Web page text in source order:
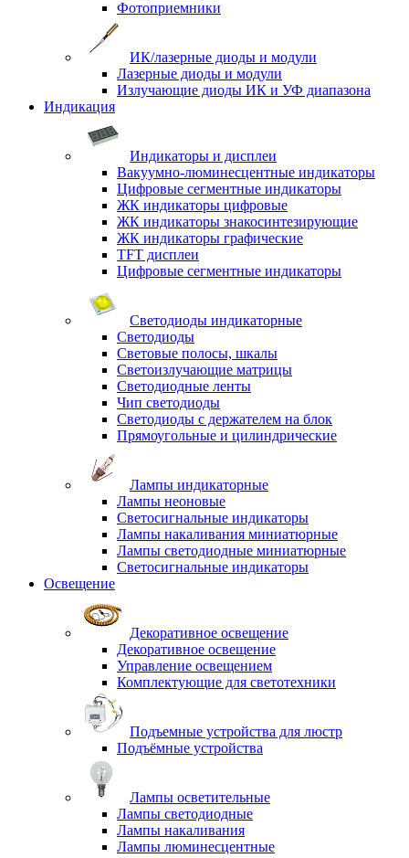
Фотоприемники
ИК/лазерные диоды и модули
Лазерные диоды и модули
Излучающие диоды ИК и УФ диапазона
Индикация
Индикаторы и дисплеи
Вакуумно-люминесцентные индикаторы
Цифровые сегментные индикаторы
ЖК индикаторы цифровые
ЖК индикаторы знакосинтезирующие
ЖК индикаторы графические
TFT дисплеи
Цифровые сегментные индикаторы
Светодиоды индикаторные
Светодиоды
Световые полосы, шкалы
Светоизлучающие матрицы
Светодиодные ленты
Чип светодиоды
Светодиоды с держателем на блок
Прямоугольные и цилиндрические
Лампы индикаторные
Лампы неоновые
Светосигнальные индикаторы
Лампы накаливания миниатюрные
Лампы светодиодные миниатюрные
Светосигнальные индикаторы
Освещение
Декоративное освещение
Декоративное освещение
Управление освещением
Комплектующие для светотехники
Подъемные устройства для люстр
Подъёмные устройства
Лампы осветительные
Лампы светодиодные
Лампы накаливания
Лампы люминесцентные